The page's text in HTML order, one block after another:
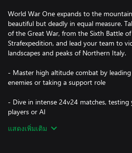
World War One expands to the
beautiful but deadly in equal measure.
of the Great War, from the Sixth Battle
Strafexpedition, and lead your team to
landscapes and peaks of Northern Italy.
- Master high altitude combat by
enemies or taking a support role
- Dive in intense 24v24 matches, testing
players or AI
- Customize your class loadout with 50+
แสดงเพิ่มเติม